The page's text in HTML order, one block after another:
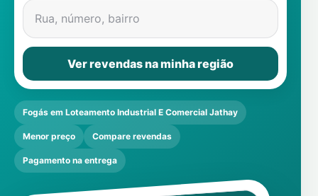
Rua, número, bairro
Ver revendas na minha região
Fogás em Loteamento Industrial E Comercial Jathay
Menor preço Compare revendas
Pagamento na entrega